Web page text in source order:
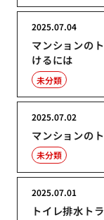
マンションの
けるには
2025.07.04
未分類
マンションの
2025.07.02
未分類
トイレ排水ト
2025.07.01